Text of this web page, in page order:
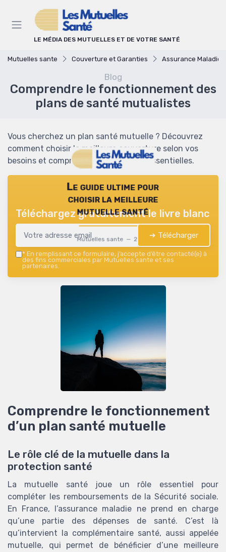
LE MÉDIA DES MUTUELLES ET DE VOTRE SANTÉ
Mutuelles sante Couverture et Garanties Assurance Maladie et
Blog
Comprendre le fonctionnement des
plans de santé mutualistes
Vous cherchez un plan santé mutuelle ? Découvrez
comment choisir la meilleure couverture selon vos
besoins et comprendre les garanties essentielles.
Le guide ultime pour
choisir la meilleure
mutuelle santé
Mutuelles sante — 2026
Téléchargez gratuitement le livre blanc
➔ Télécharger
* En remplissant ce formulaire, j’accepte d’être contacté(e) à
des fins commerciales par Mutuelles sante et ses
partenaires.
Comprendre le fonctionnement
d’un plan santé mutuelle
Le rôle clé de la mutuelle dans la
protection santé
La mutuelle santé joue un rôle essentiel pour
compléter les remboursements de la Sécurité sociale.
En France, l’assurance maladie ne prend en charge
qu’une partie des dépenses de santé. C’est là
qu’intervient la complémentaire santé, aussi appelée
mutuelle, qui permet de bénéficier d’une meilleure